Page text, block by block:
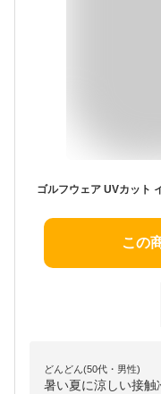
この
どんどん(50代・男性)
暑い夏に涼しい接